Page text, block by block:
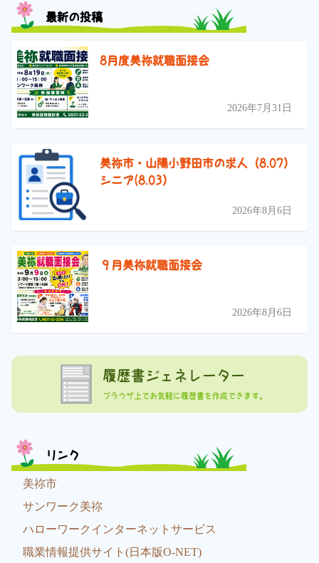
最新の投稿
8月度美祢就職面接会
2026年7月31日
美祢市・山陽小野田市の求人（8.07）
シニア(8.03）
2026年8月6日
９月美祢就職面接会
2026年8月6日
履歴書ジェネレーター
ブラウザ上でお気軽に履歴書を作成できます。
リンク
美祢市
サンワーク美祢
ハローワークインターネットサービス
職業情報提供サイト(日本版O-NET)